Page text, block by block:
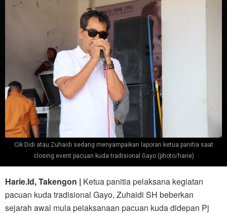
Cik Didi atau Zuhaidi sedang menyampaikan laporan ketua panitia saat
closing event pacuan kuda tradisional Gayo (photo/harie)
Harie.Id, Takengon | Ketua panitia pelaksana kegiatan
pacuan kuda tradisional Gayo, Zuhaidi SH beberkan
sejarah awal mula pelaksanaan pacuan kuda didepan Pj